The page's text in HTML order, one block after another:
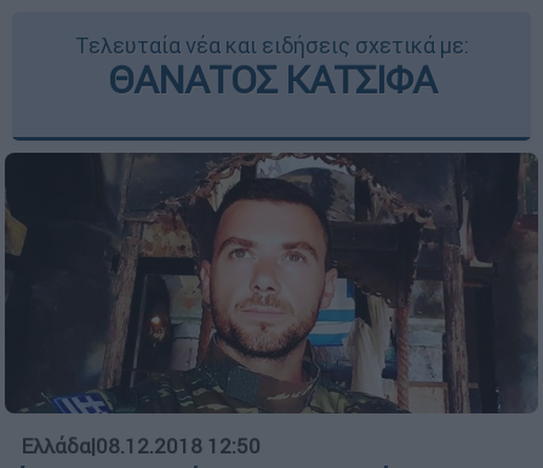
Τελευταία νέα και ειδήσεις σχετικά με:
ΘΑΝΑΤΟΣ ΚΑΤΣΙΦΑ
Ελλάδα|08.12.2018 12:50